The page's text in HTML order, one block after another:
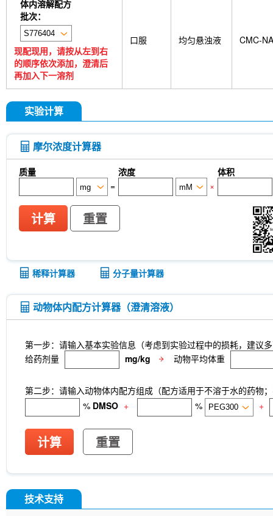
体内溶解配方
批次：
现配现用，请按从左到右
的顺序依次添加，澄清后
再加入下一溶剂
口服 均匀悬浊液 CMC-NA
实验计算
摩尔浓度计算器
质量 浓度
体积
=
×
计算 重置
稀释计算器 分子量计算器
动物体内配方计算器（澄清溶液）
第一步：请输入基本实验信息（考虑到实验过程中的损耗，建议
给药剂量
mg/kg 动物平均体重
第二步：请输入动物体内配方组成（配方适用于不溶于水的药物
% DMSO + % +
计算 重置
技术支持